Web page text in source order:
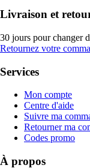
Livraison et
30 jours pour changer
Retournez votre
Services
Mon compte
Centre d'aide
Suivre ma
Retourner ma
Codes promo
À propos